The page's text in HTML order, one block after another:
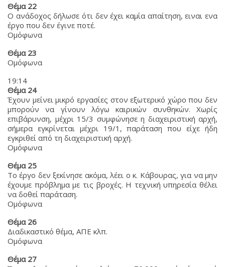
Θέμα 22
Ο ανάδοχος δήλωσε ότι δεν έχει καμία απαίτηση, ειναι ενα
έργο που δεν έγινε ποτέ.
Ομόφωνα
Θέμα 23
Ομόφωνα
19:14
Θέμα 24
Έχουν μείνει μικρό εργασίες στον εξωτερικό χώρο που δεν
μπορούν να γίνουν λόγω καιρικών συνθηκών. Χωρίς
επιβάρυνση, μέχρι 15/3 συμφώνησε η διαχειριστική αρχή,
σήμερα εγκρίνεται μέχρι 19/1, παράταση που είχε ήδη
εγκριθεί από τη διαχειριστική αρχή.
Ομόφωνα
Θέμα 25
Το έργο δεν ξεκίνησε ακόμα, λέει ο κ. Κάβουρας, για να μην
έχουμε πρόβλημα με τις βροχές. Η τεχνική υπηρεσία θέλει
να δοθεί παράταση.
Ομόφωνα
Θέμα 26
Διαδικαστικό θέμα, ΑΠΕ κλπ.
Ομόφωνα
Θέμα 27